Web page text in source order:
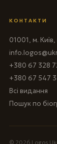
КОНТАКТИ
01001, м.
+380 67 328
+380 67 547
Всі видання
Пошук по